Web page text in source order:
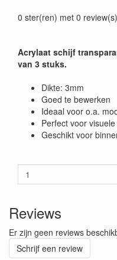
0 ster(ren) met 0 review(s)
Acrylaat schijf
van 3 stuks.
Dikte: 3mm
Goed te bewerken
Ideaal voor o.a.
Perfect voor
Geschikt voor
Reviews
Er zijn geen reviews
Schrijf een review